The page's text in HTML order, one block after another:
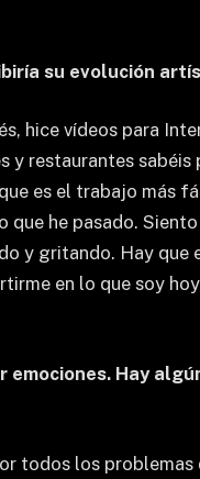
su evolución
hice vídeos para
y restaurantes
es el trabajo más
he pasado.
y gritando. Hay
en lo que soy
Hay
todos los